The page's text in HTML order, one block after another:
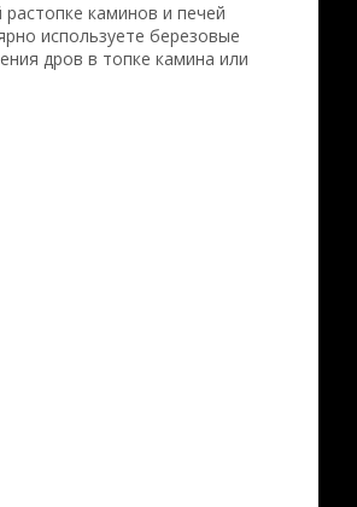
каминов и печей
используете березовые
дров в топке камина или